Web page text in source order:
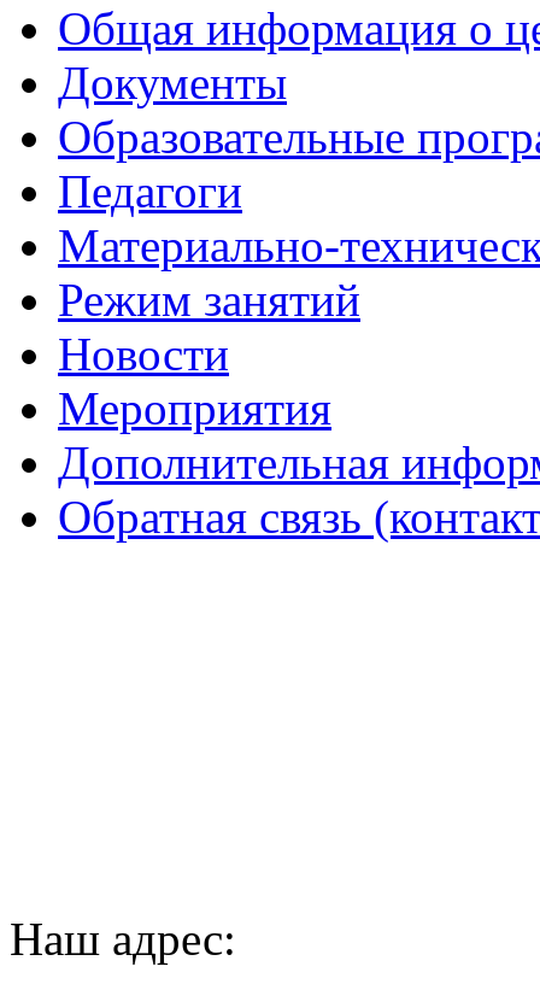
Общая информация о
Документы
Образовательные
Педагоги
Материально-
Режим занятий
Новости
Мероприятия
Дополнительная
Обратная связь
Наш адрес: